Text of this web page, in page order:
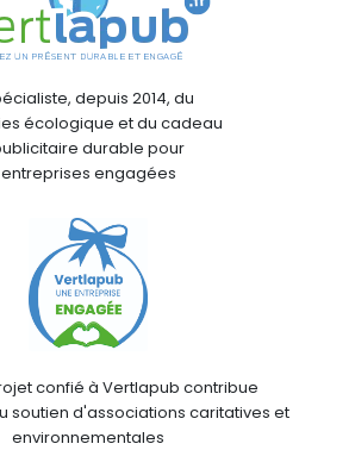
depuis 2014, du
écologique et du cadeau
durable pour
entreprises engagées
confié à Vertlapub contribue
soutien d'associations caritatives et
environnementales